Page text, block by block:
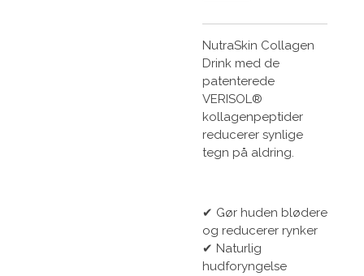
NutraSkin Collagen
Drink med de
patenterede
VERISOL®
kollagenpeptider
reducerer synlige
tegn på aldring.
✔ Gør huden blødere
og reducerer rynker
✔ Naturlig
hudforyngelse